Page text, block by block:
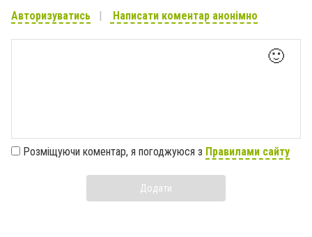
Авторизуватись Написати коментар анонімно
🙂
Розміщуючи коментар, я погоджуюся з Правилами сайту
Додати